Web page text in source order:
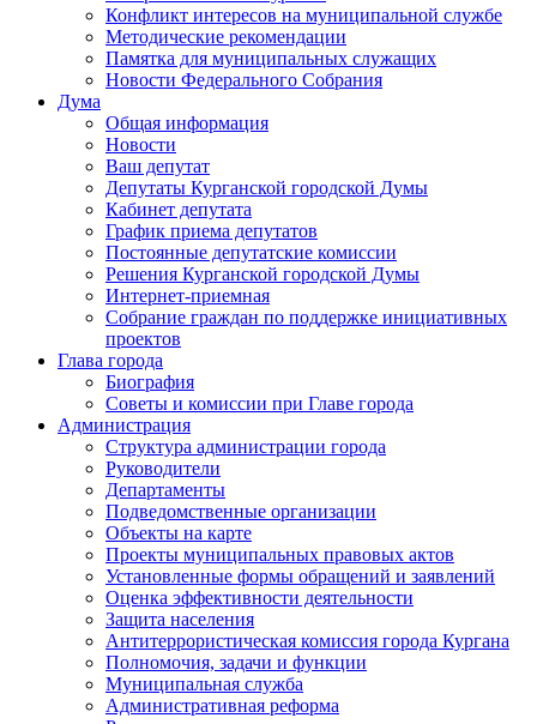
Конфликт интересов на муниципальной службе
Методические рекомендации
Памятка для муниципальных служащих
Новости Федерального Cобрания
Дума
Общая информация
Новости
Ваш депутат
Депутаты Курганской городской Думы
Кабинет депутата
График приема депутатов
Постоянные депутатские комиссии
Решения Курганской городской Думы
Интернет-приемная
Собрание граждан по поддержке инициативных
проектов
Глава города
Биография
Советы и комиссии при Главе города
Администрация
Структура администрации города
Руководители
Департаменты
Подведомственные организации
Объекты на карте
Проекты муниципальных правовых актов
Установленные формы обращений и заявлений
Оценка эффективности деятельности
Защита населения
Антитеррористическая комиссия города Кургана
Полномочия, задачи и функции
Муниципальная служба
Административная реформа